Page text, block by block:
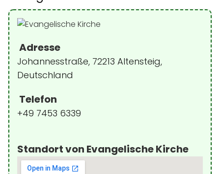
Adresse
Johannesstraße, 72213 Altensteig,
Deutschland
Telefon
+49 7453 6339
Standort von Evangelische Kirche